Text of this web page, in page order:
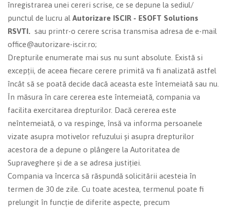
înregistrarea unei cereri scrise, ce se depune la sediul/
punctul de lucru al Autorizare ISCIR - ESOFT Solutions
RSVTI. sau printr-o cerere scrisa transmisa adresa de e-mail
office@autorizare-iscir.ro;
Drepturile enumerate mai sus nu sunt absolute. Există si
excepții, de aceea fiecare cerere primită va fi analizată astfel
încât să se poată decide dacă aceasta este întemeiată sau nu.
În măsura în care cererea este întemeiată, compania va
facilita exercitarea drepturilor. Dacă cererea este
neîntemeiată, o va respinge, însă va informa persoanele
vizate asupra motivelor refuzului și asupra drepturilor
acestora de a depune o plângere la Autoritatea de
Supraveghere și de a se adresa justiției.
Compania va încerca să răspundă solicitării acesteia în
termen de 30 de zile. Cu toate acestea, termenul poate fi
prelungit în funcție de diferite aspecte, precum